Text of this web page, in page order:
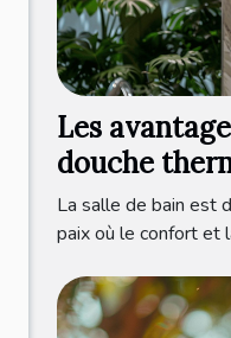
Les
douche
modernes
La salle de bain est
paix où le confort et